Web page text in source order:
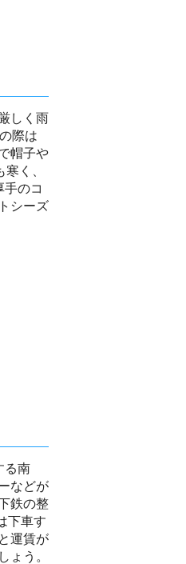
しく雨
際は
帽子や
く、
のコ
シーズ
る南
などが
鉄の整
下車す
運賃が
ょう。